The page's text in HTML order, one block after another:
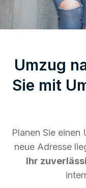
Umzug
Sie mit
Planen Sie
neue Adresse
Ihr